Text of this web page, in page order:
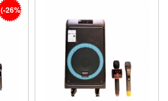
(-26%)